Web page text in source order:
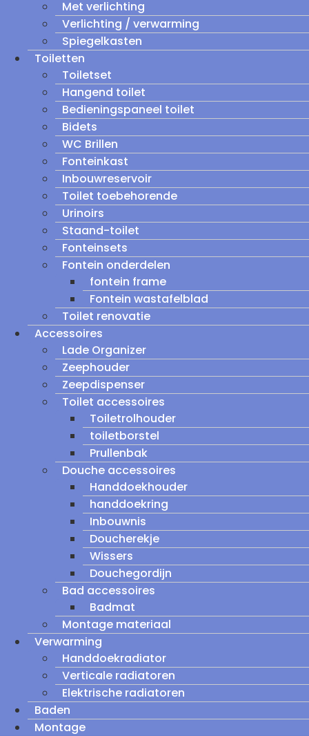
Met verlichting
Verlichting / verwarming
Spiegelkasten
Toiletten
Toiletset
Hangend toilet
Bedieningspaneel toilet
Bidets
WC Brillen
Fonteinkast
Inbouwreservoir
Toilet toebehorende
Urinoirs
Staand-toilet
Fonteinsets
Fontein onderdelen
fontein frame
Fontein wastafelblad
Toilet renovatie
Accessoires
Lade Organizer
Zeephouder
Zeepdispenser
Toilet accessoires
Toiletrolhouder
toiletborstel
Prullenbak
Douche accessoires
Handdoekhouder
handdoekring
Inbouwnis
Doucherekje
Wissers
Douchegordijn
Bad accessoires
Badmat
Montage materiaal
Verwarming
Handdoekradiator
Verticale radiatoren
Elektrische radiatoren
Baden
Montage